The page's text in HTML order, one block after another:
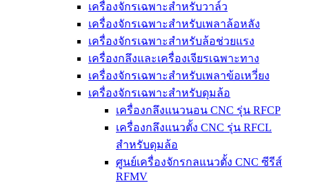
เครื่องจักรเฉพาะสำหรับวาล์ว
เครื่องจักรเฉพาะสำหรับเพลาล้อหลัง
เครื่องจักรเฉพาะสำหรับล้อช่วยแรง
เครื่องกลึงและเครื่องเจียรเฉพาะทาง
เครื่องจักรเฉพาะสำหรับเพลาข้อเหวี่ยง
เครื่องจักรเฉพาะสำหรับดุมล้อ
เครื่องกลึงแนวนอน CNC รุ่น RFCP
เครื่องกลึงแนวตั้ง CNC รุ่น RFCL
สำหรับดุมล้อ
ศูนย์เครื่องจักรกลแนวตั้ง CNC ซีรีส์
RFMV